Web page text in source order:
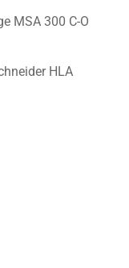
MSA 300 C-O
HLA